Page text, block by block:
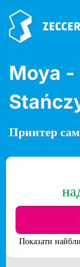
Moya -
Принтер